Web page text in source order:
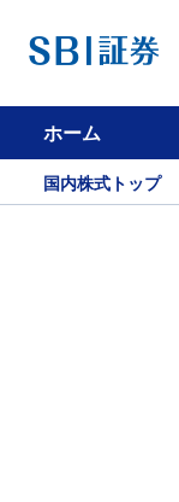
ホーム
国内株式トップ